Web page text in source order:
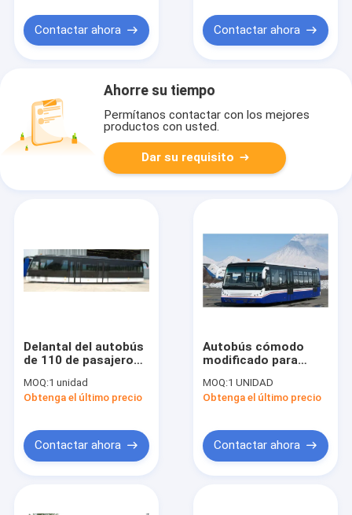
Contactar ahora Contactar ahora
Ahorre su tiempo
Permítanos contactar con los mejores
productos con usted.
Dar su requisito
Delantal del autobús
de 110 de pasajeros
capacidad 14 para el
aeropuerto
MOQ:1 unidad
Obtenga el último precio
Contactar ahora
Autobús cómodo
modificado para
particulares el
13m×2.7m×3m del
aeropuerto de 13
Seat
MOQ:1 UNIDAD
Obtenga el último precio
Contactar ahora